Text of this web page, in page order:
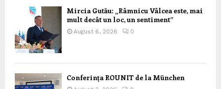
Mircia Gutău: „Râmnicu Vâlcea este, mai
mult decât un loc, un sentiment”
August 6, 2026 0
Conferința ROUNIT de la München